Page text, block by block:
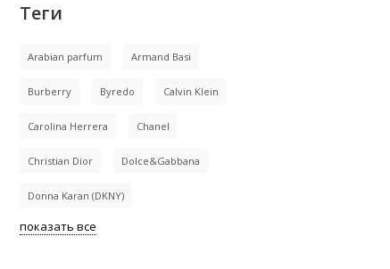
Теги
Arabian parfum Armand Basi
Burberry Byredo Calvin Klein
Carolina Herrera Chanel
Christian Dior Dolce&Gabbana
Donna Karan (DKNY)
показать все